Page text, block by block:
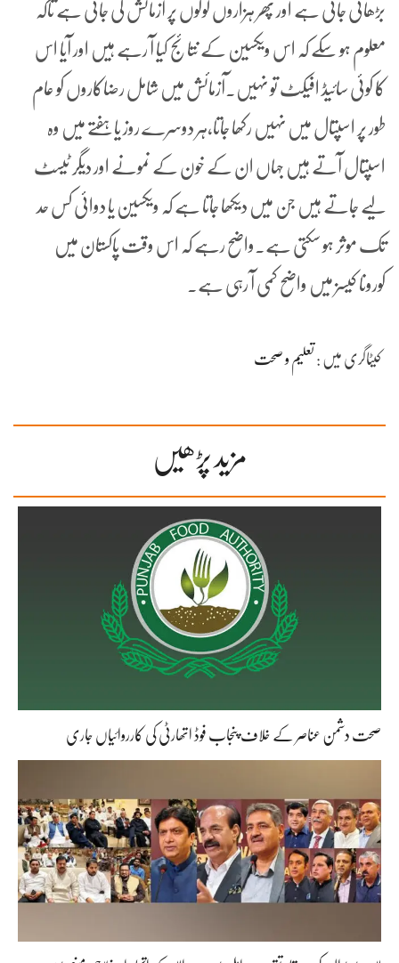
بڑھائی جاتی ہے اور پھر ہزاروں لوگوں پر آزمائش کی جاتی ہے تاکہ
معلوم ہو سکے کہ اس ویکسین کے نتائج کیا آ رہے ہیں اور آیا اس
کا کوئی سائیڈ افیکٹ تو نہیں۔آزمائش میں شامل رضاکاروں کو عام
طور پر اسپتال میں نہیں رکھا جاتا،ہر دوسرے روز یا ہفتے میں وہ
اسپتال آتے ہیں جہاں ان کے خون کے نمونے اور دیگر ٹیسٹ
لیے جاتے ہیں جن میں دیکھا جاتا ہے کہ ویکسین یا دوائی کس حد
تک موثر ہو سکتی ہے۔واضح رہے کہ اس وقت پاکستان میں
کورونا کیسز میں واضح کمی آ رہی ہے۔
کیٹاگری میں : تعلیم و صحت
مزید پڑھیں
صحت دشمن عناصر کے خلاف پنجاب فوڈ اتھارٹی کی کارروائیاں جاری